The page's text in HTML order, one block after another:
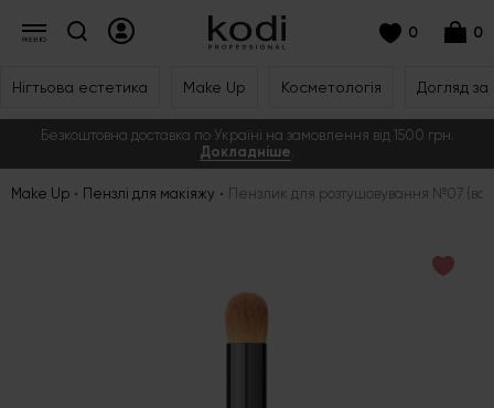
0 0
Нігтьова естетика Make Up Косметологія Догляд
Безкоштовна доставка по Україні на замовлення від 1500 грн.
Докладніше.
Make Up Пензлі для макіяжу Пензлик для розтушовування №07